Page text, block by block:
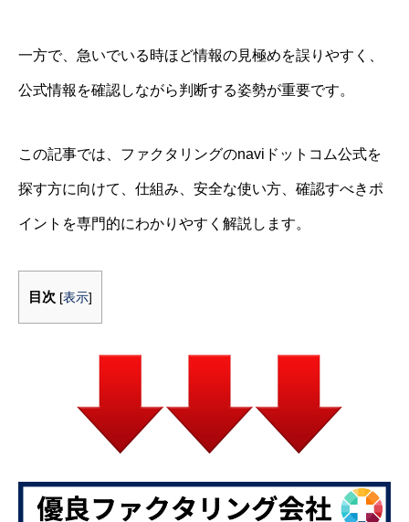
一方で、急いでいる時ほど情報の見極めを誤りやすく、
公式情報を確認しながら判断する姿勢が重要です。
この記事では、ファクタリングのnaviドットコム公式を
探す方に向けて、仕組み、安全な使い方、確認すべきポ
イントを専門的にわかりやすく解説します。
目次 [表示]